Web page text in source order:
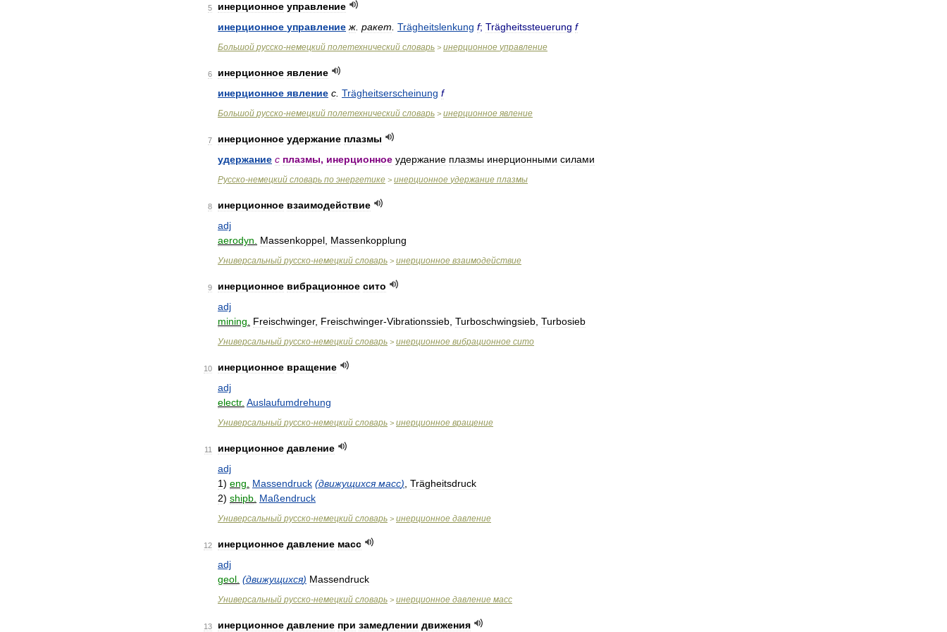
5 инерционное управление
инерционное управление ж ракет Trägheitslenkung f; Trägheitssteuerung f
Большой русско-немецкий полетехнический словарь > инерционное управление
6 инерционное явление
инерционное явление с Trägheitserscheinung f
Большой русско-немецкий полетехнический словарь > инерционное явление
7 инерционное удержание плазмы
удержание с плазмы, инерционное удержание плазмы инерционными силами
Русско-немецкий словарь по энергетике > инерционное удержание плазмы
8 инерционное взаимодействие
adj
aerodyn
Massenkoppel Massenkopplung
Универсальный русско-немецкий словарь > инерционное взаимодействие
9 инерционное вибрационное сито
adj
mining
Freischwinger, Freischwinger-Vibrationssieb Turboschwingsieb Turbosieb
Универсальный русско-немецкий словарь > инерционное вибрационное сито
10 инерционное вращение
adj
electr. Auslaufumdrehung
Универсальный русско-немецкий словарь > инерционное вращение
11 инерционное давление
adj
1) eng Massendruck (движущихся масс) Trägheitsdruck
2) shipb Maßendruck
Универсальный русско-немецкий словарь > инерционное давление
12 инерционное давление масс
adj
geol (движущихся) Massendruck
Универсальный русско-немецкий словарь > инерционное давление масс
13 инерционное давление при замедлении движения